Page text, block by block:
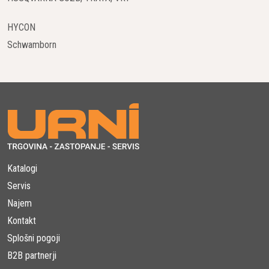
Z možnostjo povezovanja z električnim omrežjem, generatorji
Peak shaving in optimizacija porabe energije
Ključna prednost baterijskih hranilnikov je funkcija peak
shaving, ki omogoča:
zmanjševanje koničnih obremenitev
Takšen pristop omogoča podjetjem boljšo energetsko
učinkovitost in dolgoročne prihranke.
HYCON
Schwamborn
Katalogi
Servis
Najem
Kontakt
Splošni pogoji
B2B partnerji